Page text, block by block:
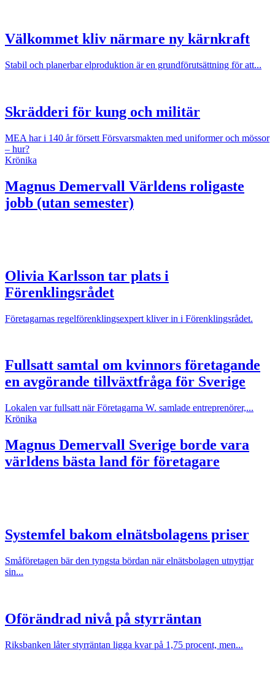
Välkommet kliv närmare ny kärnkraft
Stabil och planerbar elproduktion är en grundförutsättning för att...
Skrädderi för kung och militär
MEA har i 140 år försett Försvarsmakten med uniformer och mössor
– hur?
Krönika
Magnus Demervall Världens roligaste
jobb (utan semester)
Olivia Karlsson tar plats i
Förenklingsrådet
Företagarnas regelförenklingsexpert kliver in i Förenklingsrådet.
Fullsatt samtal om kvinnors företagande
en avgörande tillväxtfråga för Sverige
Lokalen var fullsatt när Företagarna W. samlade entreprenörer,...
Krönika
Magnus Demervall Sverige borde vara
världens bästa land för företagare
Systemfel bakom elnätsbolagens priser
Småföretagen bär den tyngsta bördan när elnätsbolagen utnyttjar
sin...
Oförändrad nivå på styrräntan
Riksbanken låter styrräntan ligga kvar på 1,75 procent, men...